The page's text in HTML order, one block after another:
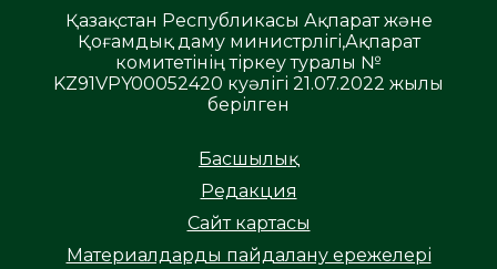
Қазақстан Республикасы Ақпарат және
Қоғамдық даму министрлігі,Ақпарат
комитетінің тіркеу туралы №
KZ91VPY00052420 куәлігі 21.07.2022 жылы
берілген
Басшылық
Редакция
Сайт картасы
Материалдарды пайдалану ережелері